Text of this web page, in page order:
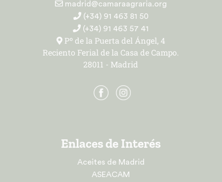
madrid@camaraagraria.org
(+34) 91 463 81 50
(+34) 91 463 57 41
Pº de la Puerta del Ángel, 4
Reciento Ferial de la Casa de Campo.
28011 - Madrid
Enlaces de Interés
Aceites de Madrid
ASEACAM